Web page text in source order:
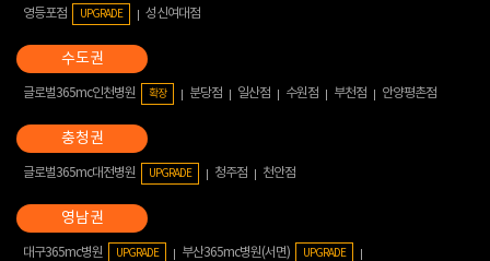
영등포점
UPGRADE 성신여대점
글로벌365mc인천병원 확장 분당점 일산점 수원점 부천점 안양평촌점
글로벌365mc대전병원 UPGRADE 청주점 천안점
대구365mc병원 UPGRADE 부산365mc병원(서면) UPGRADE